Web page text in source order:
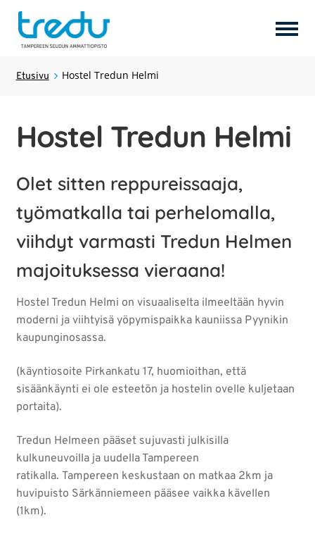
Tuotteet
valikko
tason
Opiskelijayritykset
Tredun opiskelijat
Etusivu Hostel Tredun Helmi
Hostel Tredun Helmi
Olet sitten reppureissaaja,
työmatkalla tai perhelomalla,
viihdyt varmasti Tredun Helmen
majoituksessa vieraana!
Hostel Tredun Helmi on visuaaliselta ilmeeltään hyvin
moderni ja viihtyisä yöpymispaikka kauniissa Pyynikin
kaupunginosassa.
(käyntiosoite Pirkankatu 17, huomioithan, että
sisäänkäynti ei ole esteetön ja hostelin ovelle kuljetaan
portaita).
Tredun Helmeen pääset sujuvasti julkisilla
kulkuneuvoilla ja uudella Tampereen
ratikalla. Tampereen keskustaan on matkaa 2km ja
huvipuisto Särkänniemeen pääsee vaikka kävellen
(1km).